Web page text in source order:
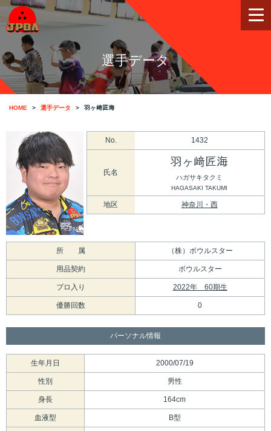
選手データ
HOME 選手データ 羽ヶ﨑匠海
No. 1432
氏名
羽ヶ﨑匠海
ハガサキタクミ
HAGASAKI TAKUMI
地区 神奈川・西
所 属 （株）ボウルスター
用品契約 ボウルスター
プロ入り 2022年 60期生
優勝回数 0
パーソナル情報
生年月日 2000/07/19
性別 男性
身長 164cm
血液型 B型